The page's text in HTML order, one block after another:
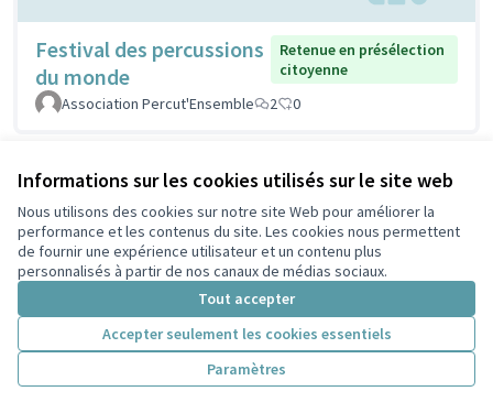
Informations sur les cookies utilisés sur le site web
Nous utilisons des cookies sur notre site Web pour améliorer la
performance et les contenus du site. Les cookies nous permettent
de fournir une expérience utilisateur et un contenu plus
personnalisés à partir de nos canaux de médias sociaux.
Tout accepter
Accepter seulement les cookies essentiels
Paramètres
Festival des percussions
du monde
Retenue en présélection
citoyenne
Association Percut'Ensemble
2 0
Grandes fresques
Non retenue en présélection
citoyenne